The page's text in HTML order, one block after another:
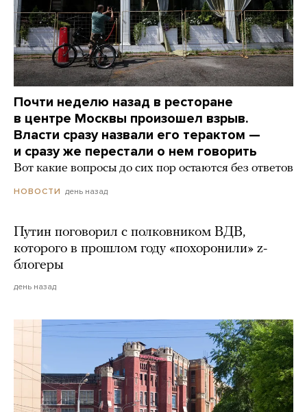
Почти неделю назад в ресторане
в центре Москвы произошел взрыв.
Власти сразу назвали его терактом —
и сразу же перестали о нем говорить
Вот какие вопросы до сих пор остаются без ответов
НОВОСТИ день назад
Путин поговорил с полковником ВДВ,
которого в прошлом году «похоронили» z-
блогеры
день назад